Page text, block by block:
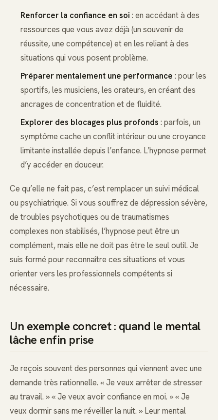
Renforcer la confiance en soi : en accédant à des
ressources que vous avez déjà (un souvenir de
réussite, une compétence) et en les reliant à des
situations qui vous posent problème.
Préparer mentalement une performance : pour les
sportifs, les musiciens, les orateurs, en créant des
ancrages de concentration et de fluidité.
Explorer des blocages plus profonds : parfois, un
symptôme cache un conflit intérieur ou une croyance
limitante installée depuis l’enfance. L’hypnose permet
d’y accéder en douceur.
Ce qu’elle ne fait pas, c’est remplacer un suivi médical
ou psychiatrique. Si vous souffrez de dépression sévère,
de troubles psychotiques ou de traumatismes
complexes non stabilisés, l’hypnose peut être un
complément, mais elle ne doit pas être le seul outil. Je
suis formé pour reconnaître ces situations et vous
orienter vers les professionnels compétents si
nécessaire.
Un exemple concret : quand le mental
lâche enfin prise
Je reçois souvent des personnes qui viennent avec une
demande très rationnelle. « Je veux arrêter de stresser
au travail. » « Je veux avoir confiance en moi. » « Je
veux dormir sans me réveiller la nuit. » Leur mental